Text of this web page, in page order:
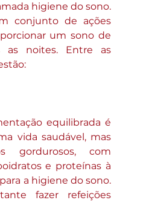
higiene do sono.
conjunto de ações
um sono de
as noites. Entre as
equilibrada é
vida saudável, mas
gordurosos, com
e proteínas à
a higiene do sono.
fazer refeições